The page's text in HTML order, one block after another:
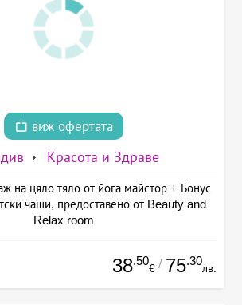
виж офертата
Красота и Здраве
на цяло тяло от йога майстор + Бонус
чаши, предоставено от Beauty and
Relax room
38.50
€ / 75.30
лв.